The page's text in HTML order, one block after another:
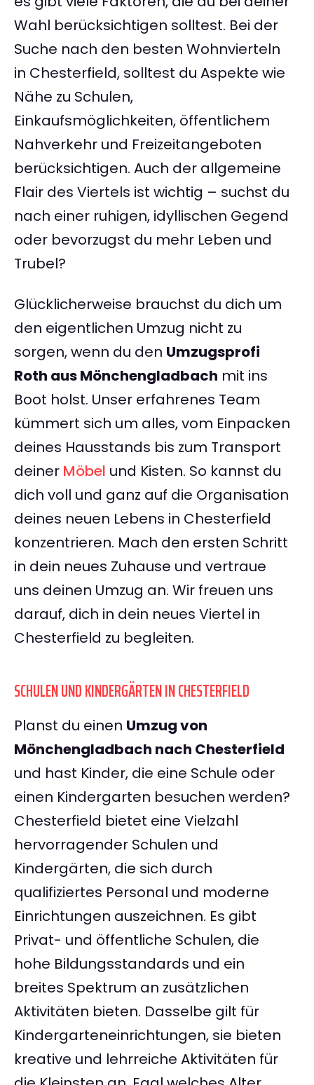
Wahl berücksichtigen solltest. Bei der
Suche nach den besten Wohnvierteln
in Chesterfield, solltest du Aspekte wie
Nähe zu Schulen,
Einkaufsmöglichkeiten, öffentlichem
Nahverkehr und Freizeitangeboten
berücksichtigen. Auch der allgemeine
Flair des Viertels ist wichtig – suchst du
nach einer ruhigen, idyllischen Gegend
oder bevorzugst du mehr Leben und
Trubel?
Glücklicherweise brauchst du dich um
den eigentlichen Umzug nicht zu
sorgen, wenn du den Umzugsprofi
Roth aus Mönchengladbach mit ins
Boot holst. Unser erfahrenes Team
kümmert sich um alles, vom Einpacken
deines Hausstands bis zum Transport
deiner Möbel und Kisten. So kannst du
dich voll und ganz auf die Organisation
deines neuen Lebens in Chesterfield
konzentrieren. Mach den ersten Schritt
in dein neues Zuhause und vertraue
uns deinen Umzug an. Wir freuen uns
darauf, dich in dein neues Viertel in
Chesterfield zu begleiten.
SCHULEN UND KINDERGÄRTEN IN CHESTERFIELD
Planst du einen Umzug von
Mönchengladbach nach Chesterfield
und hast Kinder, die eine Schule oder
einen Kindergarten besuchen werden?
Chesterfield bietet eine Vielzahl
hervorragender Schulen und
Kindergärten, die sich durch
qualifiziertes Personal und moderne
Einrichtungen auszeichnen. Es gibt
Privat- und öffentliche Schulen, die
hohe Bildungsstandards und ein
breites Spektrum an zusätzlichen
Aktivitäten bieten. Dasselbe gilt für
Kindergarteneinrichtungen, sie bieten
kreative und lehrreiche Aktivitäten für